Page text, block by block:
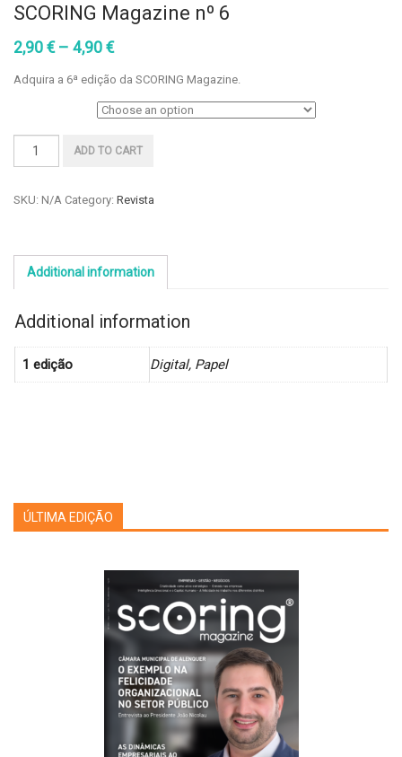
SCORING Magazine nº 6
2,90 €– 4,90 €
Adquira a 6ª edição da SCORING Magazine.
SCORING
6
ADD TO CART
SKU: N/A Category: Revista
Additional information
Additional information
1 edição Digital, Papel
ÚLTIMA EDIÇÃO